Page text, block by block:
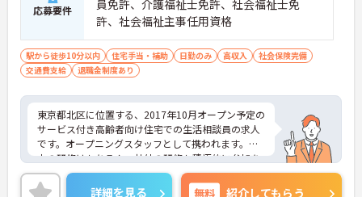
応募要件
員免許、介護福祉士免許、社会福祉士免
許、社会福祉主事任用資格
駅から徒歩10分以内 住宅手当・補助 日勤のみ 高収入
社会保険完備
交通費支給
退職金制度あり
東京都北区に位置する、2017年10月オープン予定の
サービス付き高齢者向け住宅での生活相談員の求人
です。オープニングスタッフとして携われます。社
内の研修はもちろん、社外の研修も積極的に参加を
している企業ですので、安心して、お持ちの資格を
活かしてご就業頂けます。
詳細を見る 無料 紹介してもらう